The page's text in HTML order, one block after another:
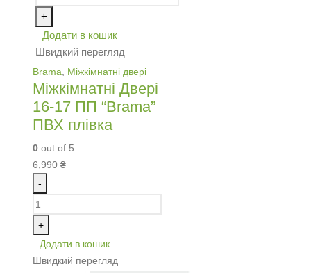
+
Додати в кошик
Швидкий перегляд
Brama Міжкімнатні двері
Міжкімнатні Двері
16-17 ПП “Brama”
ПВХ плівка
0 out of 5
6,990 ₴
-
+
Додати в кошик
Швидкий перегляд